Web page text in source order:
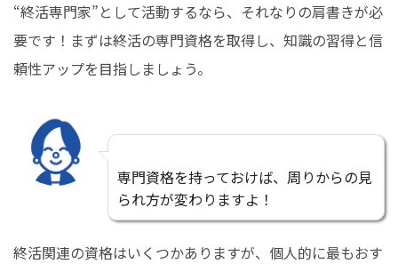
“終活専門家”として活動するなら、それなりの肩書きが必
要です！まずは終活の専門資格を取得し、知識の習得と信
頼性アップを目指しましょう。
専門資格を持っておけば、周りからの見
られ方が変わりますよ！
終活関連の資格はいくつかありますが、個人的に最もおす